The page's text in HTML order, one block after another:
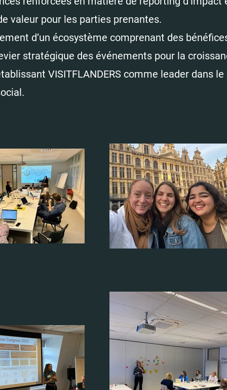
valeur pour les parties prenantes.
d’un écosystème comprenant des
stratégique des événements pour la
VISITFLANDERS comme leader dans